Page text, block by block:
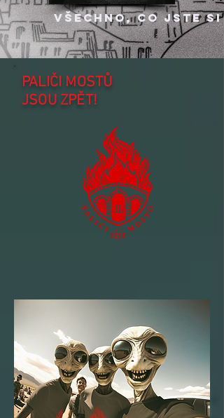
VŠECHNO, CO JSTE
PALIČI MOSTŮ
JSOU ZPĚT!